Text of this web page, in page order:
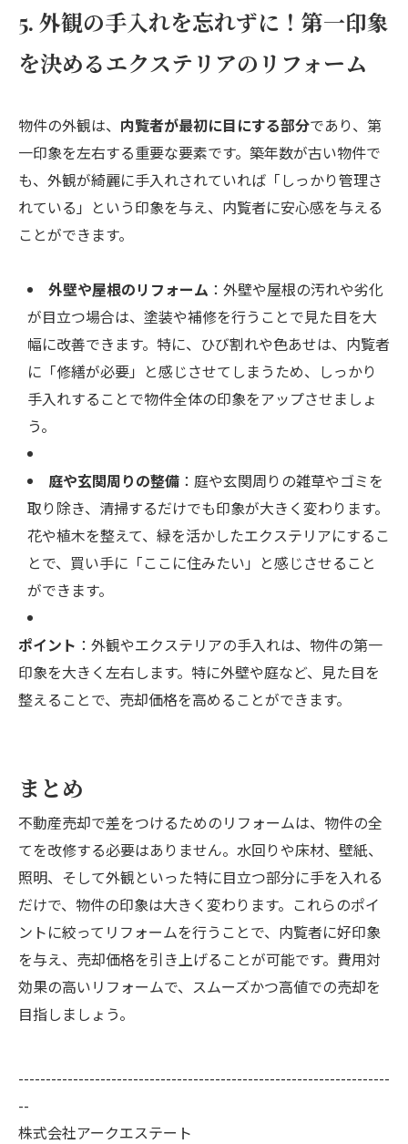
5. 外観の手入れを忘れずに！第一印象
を決めるエクステリアのリフォーム
物件の外観は、 内覧者が最初に目にする部分であり、第
一印象を左右する重要な要素です。築年数が古い物件で
も、外観が綺麗に手入れされていれば「しっかり管理さ
れている」という印象を与え、内覧者に安心感を与える
ことができます。
外壁や屋根のリフォーム ：外壁や屋根の汚れや劣化
が目立つ場合は、塗装や補修を行うことで見た目を大
幅に改善できます。特に、ひび割れや色あせは、内覧者
に「修繕が必要」と感じさせてしまうため、しっかり
手入れすることで物件全体の印象をアップさせましょ
う。
庭や玄関周りの整備：庭や玄関周りの雑草やゴミを
取り除き、清掃するだけでも印象が大きく変わります。
花や植木を整えて、緑を活かしたエクステリアにするこ
とで、買い手に「ここに住みたい」と感じさせること
ができます。
ポイント ：外観やエクステリアの手入れは、物件の第一
印象を大きく左右します。特に外壁や庭など、見た目を
整えることで、売却価格を高めることができます。
まとめ
不動産売却で差をつけるためのリフォームは、物件の全
てを改修する必要はありません。水回りや床材、壁紙、
照明、そして外観といった特に目立つ部分に手を入れる
だけで、物件の印象は大きく変わります。これらのポイ
ントに絞ってリフォームを行うことで、内覧者に好印象
を与え、売却価格を引き上げることが可能です。費用対
効果の高いリフォームで、スムーズかつ高値での売却を
目指しましょう。
--------------------------------------------------------------------
--
株式会社アークエステート